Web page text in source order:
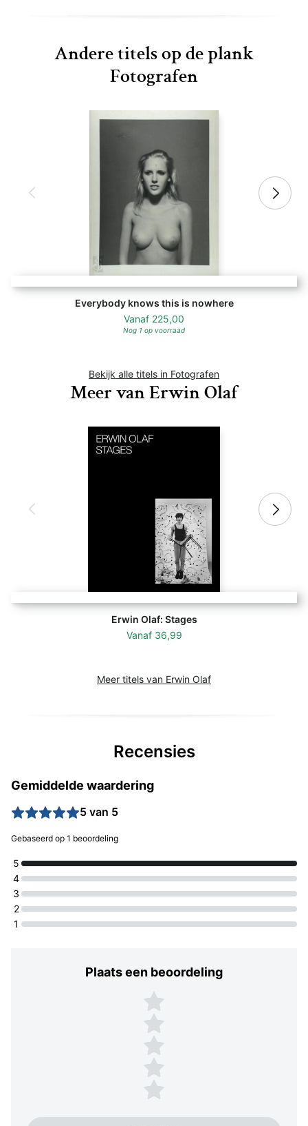
Andere titels op de plank
Fotografen
Everybody knows this is nowhere
Vanaf 225,00
Nog 1 op voorraad
Bekijk alle titels in Fotografen
Meer van Erwin Olaf
Erwin Olaf: Stages
Vanaf 36,99
Meer titels van Erwin Olaf
Recensies
Gemiddelde waardering
5 van 5
Gebaseerd op 1 beoordeling
5
4
3
2
1
Plaats een beoordeling
Plaats een beoordeling
5 sterren
4 sterren
3 sterren
2 sterren
1 ster